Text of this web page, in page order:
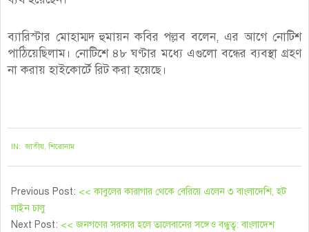
ব্যারিস্টার মোহাম্মদ হুমায়ন কবির পল্লব বলেন, এর আগে নোটিশ
পাঠিয়েছিলাম। নোটিশে ৪৮ ঘণ্টার মধ্যে এগুলো বন্ধের ব্যবস্থা গ্রহণ
না করায় হাইকোর্টে রিট করা হয়েছে।
IN: জাতীয়,শিরোনাম
Previous Post: << কাবুলের কারাগার থেকে বেরিয়ে এলেন ৩ বাংলাদেশি, হট
লাইন চালু
Next Post: << জনগণের সরকার হলে তালেবানের সঙ্গেও বন্ধুত্ব: বাংলাদেশ